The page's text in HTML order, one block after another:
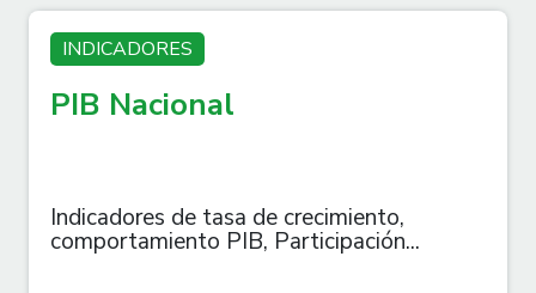
INDICADORES
PIB Nacional
Indicadores de tasa de crecimiento,
comportamiento PIB, Participación...